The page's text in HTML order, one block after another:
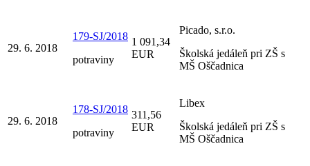
29. 6. 2018
179-SJ/2018
potraviny
1 091,34
EUR
Picado, s.r.o.
Školská jedáleň pri ZŠ s
MŠ Oščadnica
29. 6. 2018
178-SJ/2018
potraviny
311,56
EUR
Libex
Školská jedáleň pri ZŠ s
MŠ Oščadnica